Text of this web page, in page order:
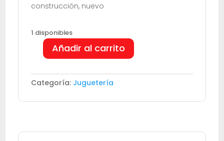
construcción, nuevo
1 disponibles
Habitación
Doraemon
cantidad
Añadir al carrito
Categoría: Juguetería